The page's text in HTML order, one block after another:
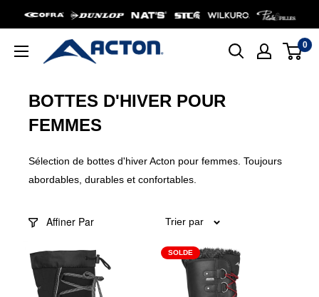
au
contenu
Acton
Canada
0
BOTTES D'HIVER POUR
FEMMES
Sélection de bottes d'hiver Acton pour femmes. Toujours
abordables, durables et confortables.
Affiner Par Trier par
SOLDE